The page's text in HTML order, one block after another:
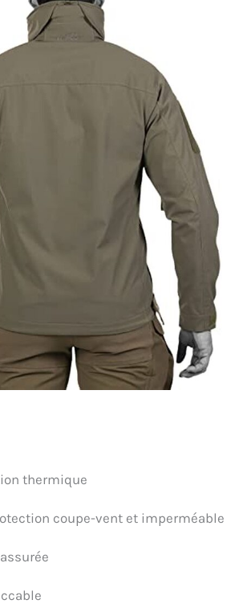
thermique
coupe-vent et imperméable